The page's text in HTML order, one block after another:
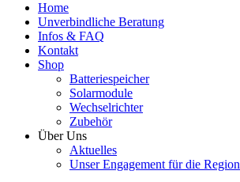
Home
Unverbindliche Beratung
Infos & FAQ
Kontakt
Shop
Batteriespeicher
Solarmodule
Wechselrichter
Zubehör
Über Uns
Aktuelles
Unser Engagement für die Region